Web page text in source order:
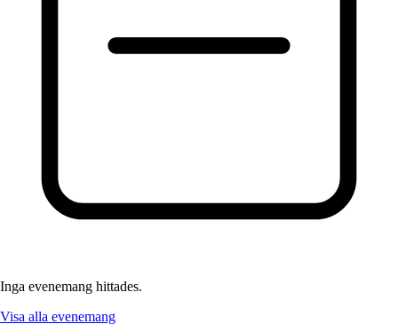
Inga evenemang hittades.
Visa alla evenemang